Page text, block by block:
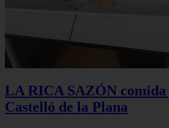
LA RICA SAZÓN comida
Castelló de la Plana